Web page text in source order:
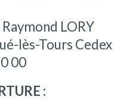
LORY
lès-Tours Cedex
00
: